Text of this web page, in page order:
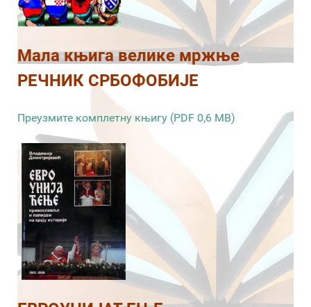
Мала књига велике мржње
РЕЧНИК СРБОФОБИЈЕ
Преузмите комплетну књигу (PDF 0,6 MB)